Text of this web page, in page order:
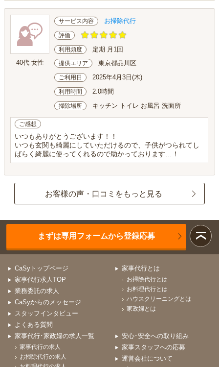
40代 女性
サービス内容 お掃除代行
評価
利用頻度 定期 月1回
提供エリア 東京都品川区
ご利用日 2025年4月3日(木)
利用時間 2.0時間
掃除場所 キッチン トイレ お風呂 洗面所
ご感想
いつもありがとうございます！！
いつも玄関も綺麗にしていただけるので、子供がつられてし
ばらく綺麗に使ってくれるので助かっております…！
お客様の声・口コミをもっと見る
まずは専用フォームから登録応募
CaSyトップページ
家事代行求人TOP
業務委託の求人
CaSyからのメッセージ
スタッフインタビュー
よくある質問
家事代行とは
お掃除代行とは
お料理代行とは
ハウスクリーニングとは
家政婦とは
家事代行･家政婦の求人一覧
家事代行の求人
お掃除代行の求人
安心･安全への取り組み
家事スタッフへの応募
運営会社について